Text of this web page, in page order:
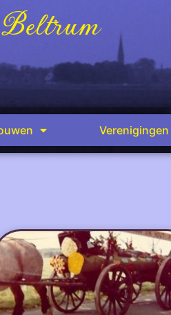
Verenigingen